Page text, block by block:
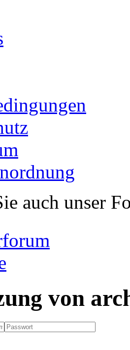
auch unser
von